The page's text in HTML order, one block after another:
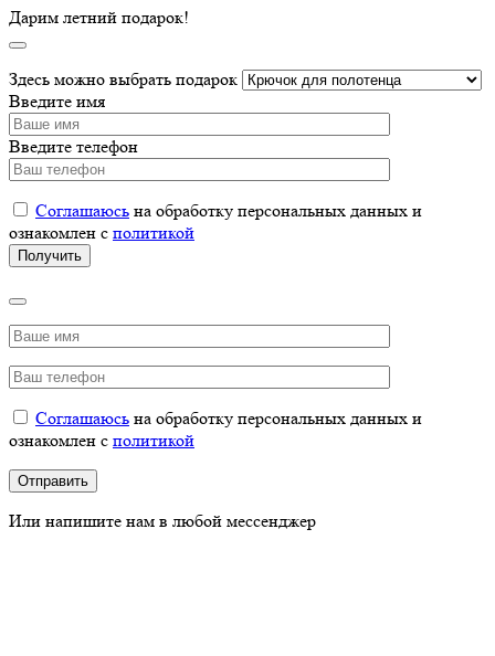
Дарим летний подарок!
Здесь можно выбрать подарок
Введите имя
Введите телефон
Соглашаюсь на обработку персональных данных и
ознакомлен с политикой
Соглашаюсь на обработку персональных данных и
ознакомлен с политикой
Или напишите нам в любой мессенджер